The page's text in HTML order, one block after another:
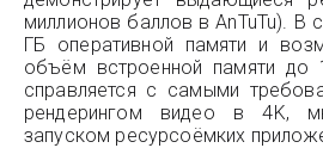
миллионов баллов в AnTuTu). В
ГБ оперативной памяти и
объём встроенной памяти до
справляется с самыми
рендерингом видео в 4K,
запуском ресурсоёмких